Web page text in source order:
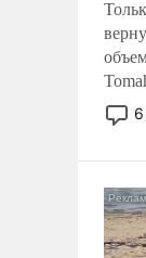
США
лет.